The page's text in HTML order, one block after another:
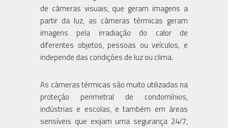
de câmeras visuais, que geram imagens a
partir da luz, as câmeras térmicas geram
imagens pela irradiação do calor de
diferentes objetos, pessoas ou veículos, e
independe das condições de luz ou clima.
As câmeras térmicas são muito utilizadas na
proteção perimetral de condomínios,
indústrias e escolas, e também em áreas
sensíveis que exijam uma segurança 24/7,